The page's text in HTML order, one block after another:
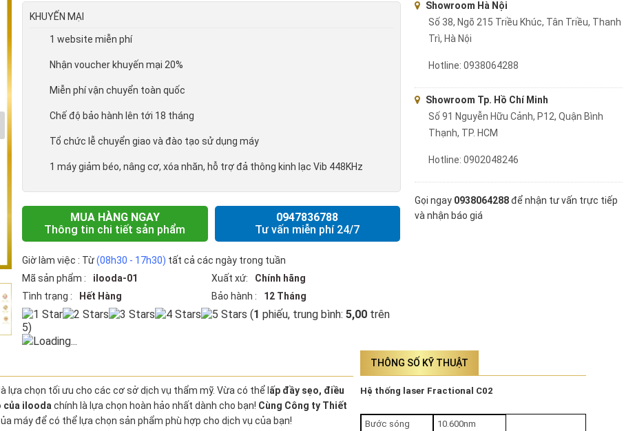
KHUYẾN MẠI
1 website miễn phí
Nhận voucher khuyến mại 20%
Miễn phí vận chuyển toàn quốc
Chế độ bảo hành lên tới 18 tháng
Tổ chức lễ chuyển giao và đào tạo sử dụng máy
1 máy giảm béo, nâng cơ, xóa nhăn, hỗ trợ đả thông kinh lạc Vib 448KHz
MUA HÀNG NGAY
Thông tin chi tiết sản phẩm
0947836788
Tư vấn miễn phí 24/7
Giờ làm việc : Từ(08h30 - 17h30) tất cả các ngày trong tuần
Mã sản phẩm :
ilooda-01 Xuất xứ:
Chính hãng
Tình trạng :
Hết Hàng Bảo hành : 12 Tháng
(1 phiếu, trung bình:5,00 trên
5)
Loading...
Showroom Hà Nội
Số 38, Ngõ 215 Triều Khúc, Tân Triều, Thanh
Trì, Hà Nội
Hotline: 0938064288
Showroom Tp. Hồ Chí Minh
Số 91 Nguyễn Hữu Cảnh, P12, Quận Bình
Thạnh, TP. HCM
Hotline: 0902048246
Gọi ngay 0938064288để nhận tư vấn trực tiếp
và nhận báo giá
chọn tối ưu cho các cơ sở dịch vụ thẩm mỹ. Vừa có thể l ấp đầy sẹo, điều
của ilooda chính là lựa chọn hoàn hảo nhất dành cho bạn! Cùng Công ty Thiết
máy để có thể lựa chọn sản phẩm phù hợp cho dịch vụ của bạn!
THÔNG SỐ KỸ THUẬT
Hệ thống laser Fractional C02
Bước sóng
10.600nm